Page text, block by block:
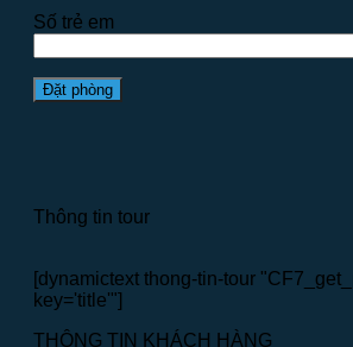
Số trẻ em
Thông tin tour
[dynamictext thong-tin-tour
key='title'"]
THÔNG TIN KHÁCH HÀNG